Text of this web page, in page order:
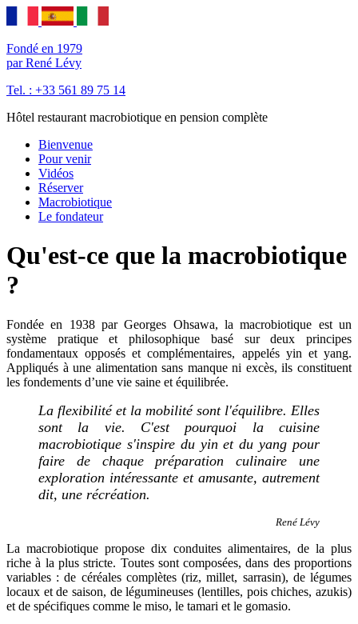
Fondé en 1979
par René Lévy
Tel. : +33 561 89 75 14
Hôtel restaurant macrobiotique en pension complète
Bienvenue
Pour venir
Vidéos
Réserver
Macrobiotique
Le fondateur
Qu'est-ce que la macrobiotique
?
Fondée en 1938 par Georges Ohsawa, la macrobiotique est un
système pratique et philosophique basé sur deux principes
fondamentaux opposés et complémentaires, appelés yin et yang.
Appliqués à une alimentation sans manque ni excès, ils constituent
les fondements d’une vie saine et équilibrée.
La flexibilité et la mobilité sont l'équilibre. Elles
sont la vie. C'est pourquoi la cuisine
macrobiotique s'inspire du yin et du yang pour
faire de chaque préparation culinaire une
exploration intéressante et amusante, autrement
dit, une récréation.
René Lévy
La macrobiotique propose dix conduites alimentaires, de la plus
riche à la plus stricte. Toutes sont composées, dans des proportions
variables : de céréales complètes (riz, millet, sarrasin), de légumes
locaux et de saison, de légumineuses (lentilles, pois chiches, azukis)
et de spécifiques comme le miso, le tamari et le gomasio.